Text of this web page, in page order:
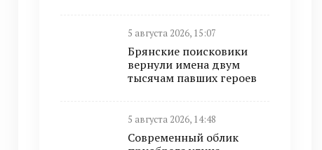
5 августа 2026, 15:07
Брянские поисковики
вернули имена двум
тысячам павших героев
5 августа 2026, 14:48
Современный облик